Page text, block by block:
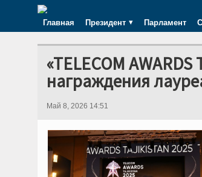
Главная Президент Парламент
«TELECOM
награждения
Май 8, 2026 14:51